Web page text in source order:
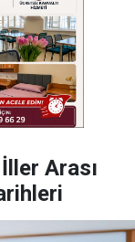
Arası